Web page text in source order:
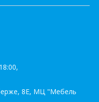
8Е, МЦ "Мебель